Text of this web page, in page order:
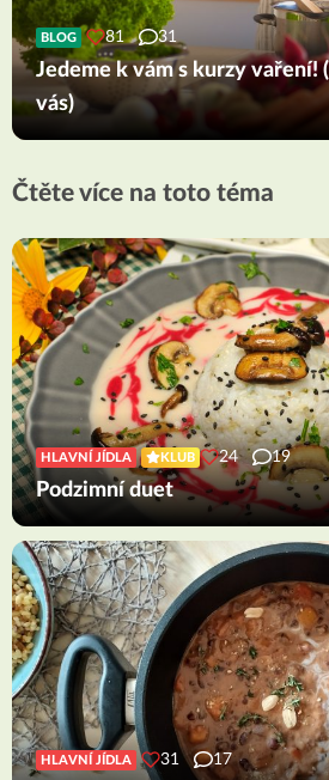
BLOG 81 31
Jedeme k vám s kurzy vaření!
vás)
Čtěte více na toto téma
HLAVNÍ JÍDLA KLUB 24 19
Podzimní duet
HLAVNÍ JÍDLA 31 17